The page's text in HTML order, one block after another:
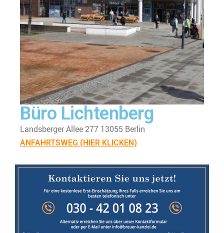
Büro Lichtenberg
Landsberger Allee 277 13055 Berlin
ANFAHRTSWEG (HIER KLICKEN)